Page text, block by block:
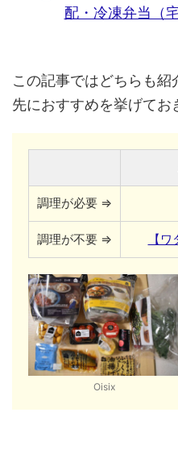
配・冷凍弁当（
この記事ではどちらも
先におすすめを挙げて
調理が必要 ⇒
調理が不要 ⇒ 【
Oisix